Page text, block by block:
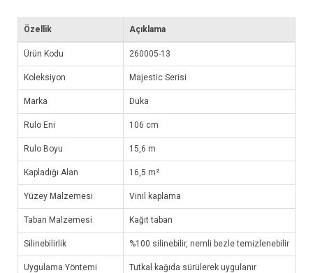
Özellik Açıklama
Ürün Kodu 260005-13
Koleksiyon Majestic Serisi
Marka Duka
Rulo Eni 106 cm
Rulo Boyu 15,6 m
Kapladığı Alan 16,5 m²
Yüzey Malzemesi Vinil kaplama
Taban Malzemesi Kağıt taban
Silinebilirlik %100 silinebilir, nemli bezle temizlenebilir
Uygulama Yöntemi Tutkal kağıda sürülerek uygulanır